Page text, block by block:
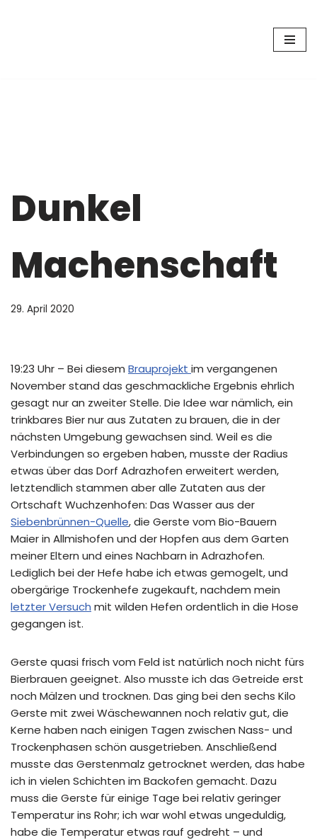
Dunkel
Machenschaft
29. April 2020
19:23 Uhr – Bei diesem Brauprojekt im vergangenen
November stand das geschmackliche Ergebnis ehrlich
gesagt nur an zweiter Stelle. Die Idee war nämlich, ein
trinkbares Bier nur aus Zutaten zu brauen, die in der
nächsten Umgebung gewachsen sind. Weil es die
Verbindungen so ergeben haben, musste der Radius
etwas über das Dorf Adrazhofen erweitert werden,
letztendlich stammen aber alle Zutaten aus der
Ortschaft Wuchzenhofen: Das Wasser aus der
Siebenbrünnen-Quelle, die Gerste vom Bio-Bauern
Maier in Allmishofen und der Hopfen aus dem Garten
meiner Eltern und eines Nachbarn in Adrazhofen.
Lediglich bei der Hefe habe ich etwas gemogelt, und
obergärige Trockenhefe zugekauft, nachdem mein
letzter Versuch mit wilden Hefen ordentlich in die Hose
gegangen ist.
Gerste quasi frisch vom Feld ist natürlich noch nicht fürs
Bierbrauen geeignet. Also musste ich das Getreide erst
noch Mälzen und trocknen. Das ging bei den sechs Kilo
Gerste mit zwei Wäschewannen noch relativ gut, die
Kerne haben nach einigen Tagen zwischen Nass- und
Trockenphasen schön ausgetrieben. Anschließend
musste das Gerstenmalz getrocknet werden, das habe
ich in vielen Schichten im Backofen gemacht. Dazu
muss die Gerste für einige Tage bei relativ geringer
Temperatur ins Rohr; ich war wohl etwas ungeduldig,
habe die Temperatur etwas rauf gedreht – und